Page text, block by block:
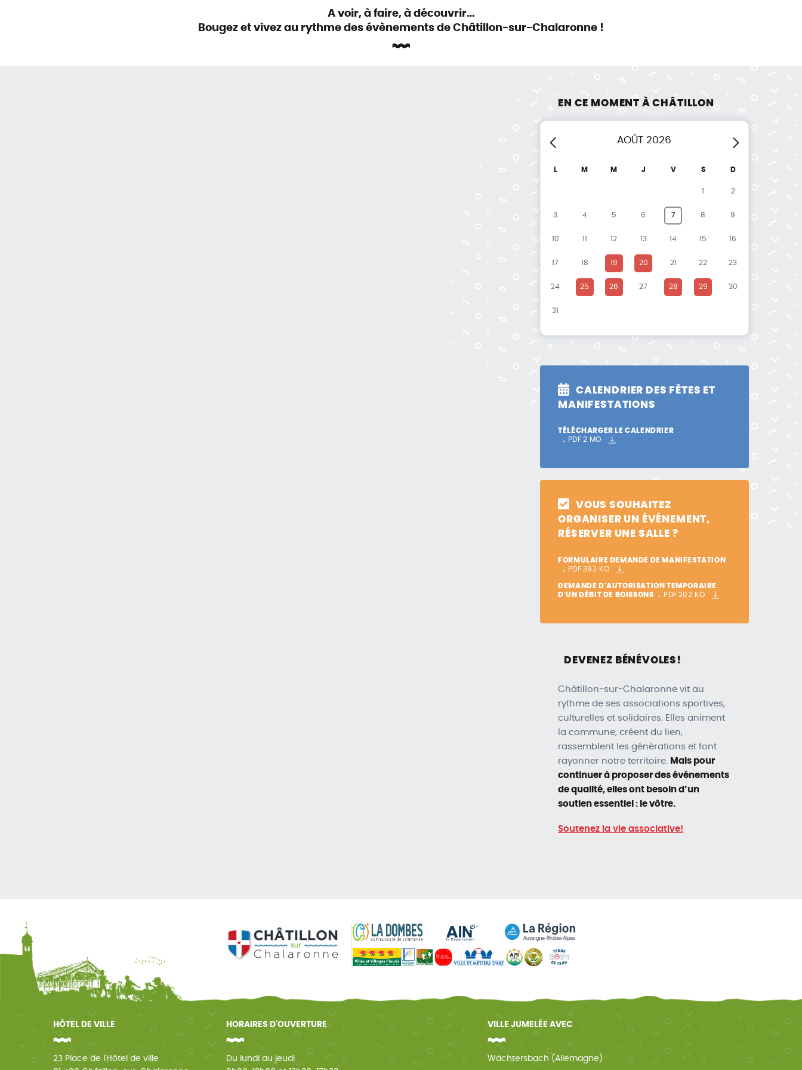
A voir, à faire, à découvrir…
Bougez et vivez au rythme des évènements de Châtillon-sur-Chalaronne !
EN CE MOMENT À CHÂTILLON
Précédent Suivant
AOÛT 2026
L M M J V S D
1 2
3 4 5 6 7 8 9
10 11 12 13 14 15 16
17 18 19 20 21 22 23
24 25 26 27 28 29 30
31
CALENDRIER DES FÊTES ET
MANIFESTATIONS
TÉLÉCHARGER LE CALENDRIER
PDF 2 MO
VOUS SOUHAITEZ
ORGANISER UN ÉVÉNEMENT,
RÉSERVER UNE SALLE ?
FORMULAIRE DEMANDE DE MANIFESTATION
PDF 392 KO
DEMANDE D'AUTORISATION TEMPORAIRE
D'UN DÉBIT DE BOISSONS
PDF 202 KO
DEVENEZ BÉNÉVOLES!
Châtillon‑sur‑Chalaronne vit au
rythme de ses associations sportives,
culturelles et solidaires. Elles animent
la commune, créent du lien,
rassemblent les générations et font
rayonner notre territoire.
Mais pour
continuer à proposer des événements
de qualité, elles ont besoin d’un
soutien essentiel : le vôtre.
Soutenez la vie associative!
HÔTEL DE VILLE
23 Place de l'Hôtel de ville
HORAIRES D'OUVERTURE
Du lundi au jeudi
VILLE JUMELÉE AVEC
Wächtersbach (Allemagne)